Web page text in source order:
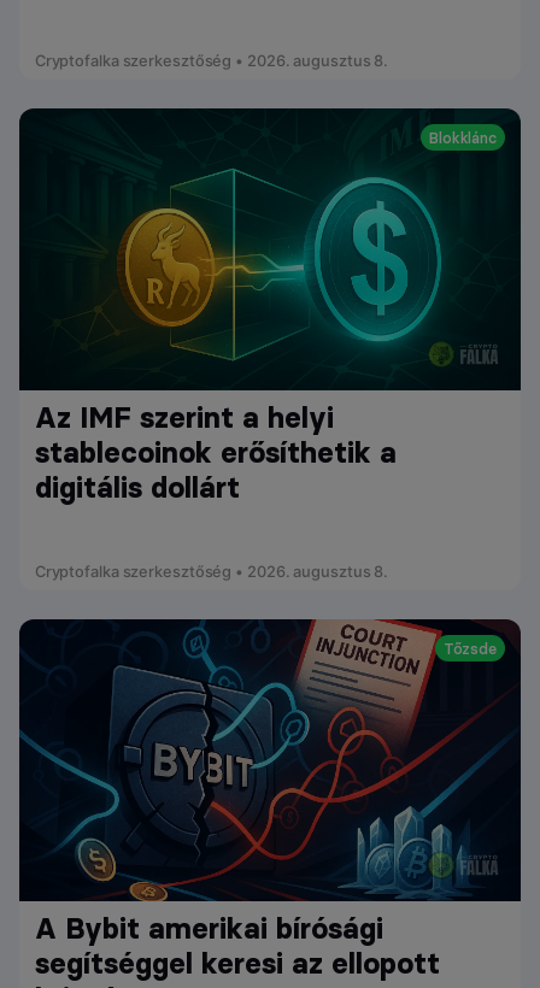
Cryptofalka szerkesztőség • 2026. augusztus 8.
Blokklánc
Az IMF szerint a helyi
stablecoinok erősíthetik a
digitális dollárt
Cryptofalka szerkesztőség • 2026. augusztus 8.
Tőzsde
A Bybit amerikai bírósági
segítséggel keresi az ellopott